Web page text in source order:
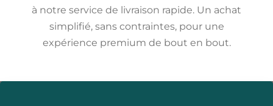
à notre service de livraison rapide. Un achat
simplifié, sans contraintes, pour une
expérience premium de bout en bout.